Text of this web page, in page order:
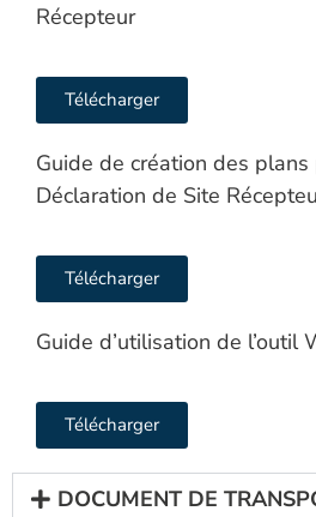
Récepteur
Télécharger
Guide de création des plans
Déclaration de Site
Télécharger
Guide d’utilisation de l’outil
Télécharger
DOCUMENT DE